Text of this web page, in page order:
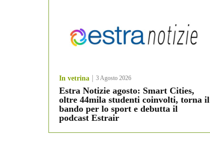
In vetrina 3 Agosto 2026
Estra Notizie agosto: Smart Cities,
oltre 44mila studenti coinvolti, torna il
bando per lo sport e debutta il
podcast Estrair